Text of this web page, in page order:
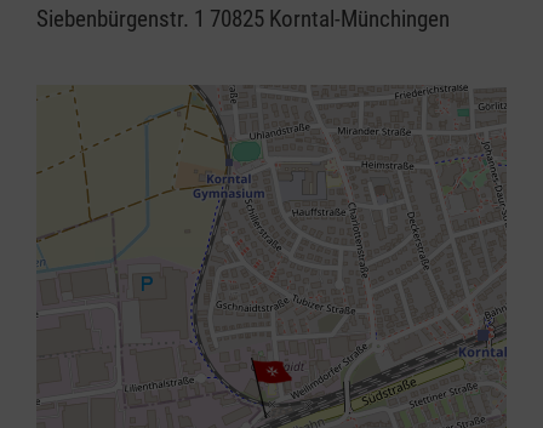
Siebenbürgenstr. 1 70825 Korntal-Münchingen